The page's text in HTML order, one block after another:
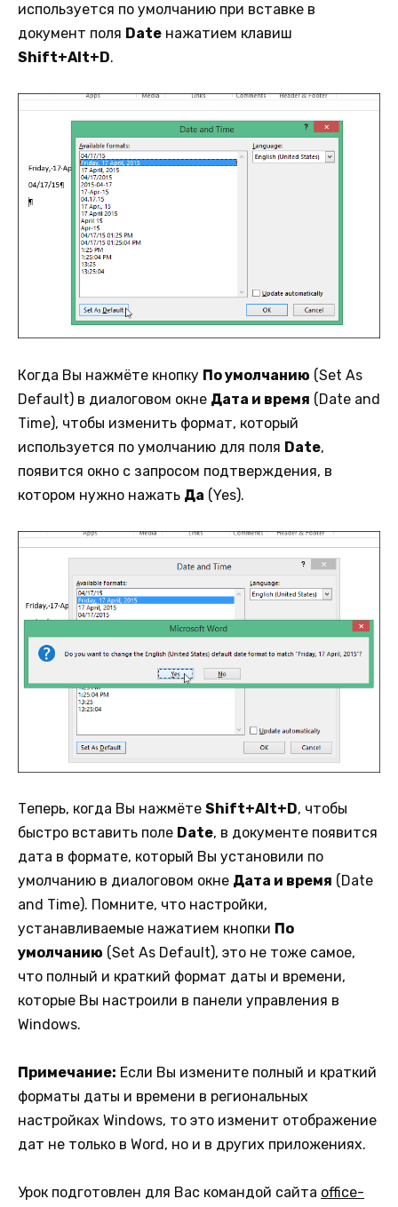
используется по умолчанию при вставке в
документ поля Date нажатием клавиш
Shift+Alt+D.
Когда Вы нажмёте кнопку По умолчанию (Set As
Default) в диалоговом окне Дата и время (Date and
Time), чтобы изменить формат, который
используется по умолчанию для поля Date,
появится окно с запросом подтверждения, в
котором нужно нажать Да (Yes).
Теперь, когда Вы нажмёте Shift+Alt+D, чтобы
быстро вставить поле Date, в документе появится
дата в формате, который Вы установили по
умолчанию в диалоговом окне Дата и время (Date
and Time). Помните, что настройки,
устанавливаемые нажатием кнопки По
умолчанию (Set As Default), это не тоже самое,
что полный и краткий формат даты и времени,
которые Вы настроили в панели управления в
Windows.
Примечание: Если Вы измените полный и краткий
форматы даты и времени в региональных
настройках Windows, то это изменит отображение
дат не только в Word, но и в других приложениях.
Урок подготовлен для Вас командой сайта office-